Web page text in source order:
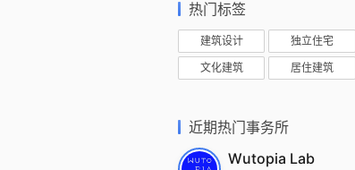
热门标签
建筑设计 独立住宅
文化建筑 居住建筑
近期热门事务所
Wutopia Lab